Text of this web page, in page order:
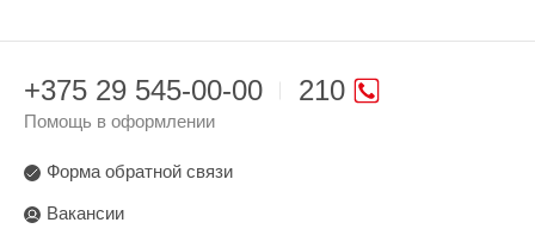
210
+375 29 545-00-00
Помощь в оформлении
Форма обратной связи
Вакансии